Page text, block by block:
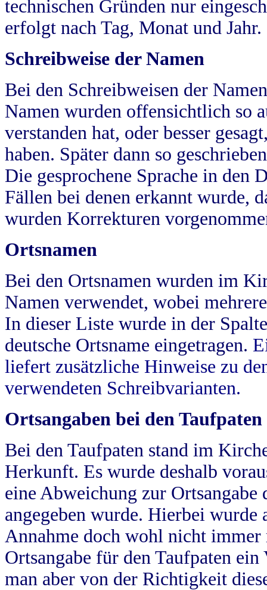
technischen Gründen nur
erfolgt nach Tag, Monat und Jahr.
Schreibweise der Namen
Bei den Schreibweisen der
Namen wurden offensichtlich so
verstanden hat, oder besser
haben. Später dann so
Die gesprochene Sprache in
Fällen bei denen erkannt wurde,
wurden Korrekturen
Ortsnamen
Bei den Ortsnamen wurden im
Namen verwendet, wobei
In dieser Liste wurde in der
deutsche Ortsname eingetragen.
liefert zusätzliche Hinweise zu
verwendeten Schreibvarianten.
Ortsangaben bei den Taufpaten
Bei den Taufpaten stand im
Herkunft. Es wurde deshalb
eine Abweichung zur
angegeben wurde. Hierbei wurde
Annahme doch wohl nicht
Ortsangabe für den Taufpaten
man aber von der Richtigkeit